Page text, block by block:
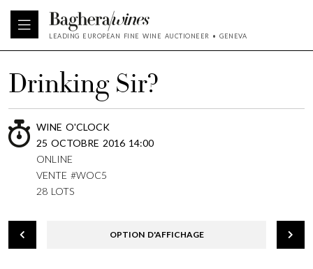
LEADING EUROPEAN FINE WINE AUCTIONEER • GENEVA
Drinking Sir?
WINE O'CLOCK
25 OCTOBRE 2016 14:00
ONLINE
VENTE #WOC5
28 LOTS
OPTION D'AFFICHAGE